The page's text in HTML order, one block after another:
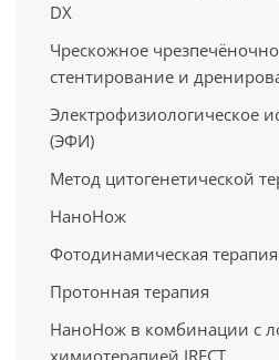
DX
Чрескожное
стентирование и
Электрофизиологическое
(ЭФИ)
Метод цитогенетической
НаноНож
Фотодинамическая
Протонная терапия
НаноНож в комбинации с
химиотерапией IRECT